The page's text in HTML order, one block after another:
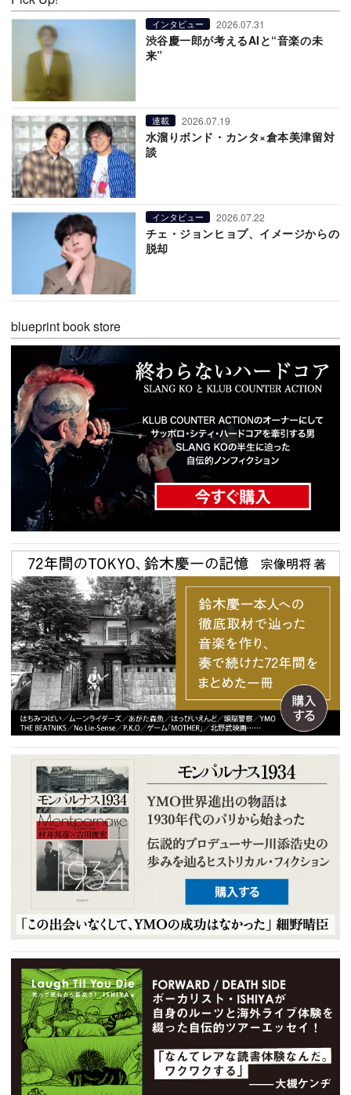
インタビュー 2026.07.31
渋谷慶一郎が考えるAIと“音楽の未
来”
連載 2026.07.19
水溜りボンド・カンタ×倉本美津留対
談
インタビュー 2026.07.22
チェ・ジョンヒョプ、イメージからの
脱却
blueprint book store